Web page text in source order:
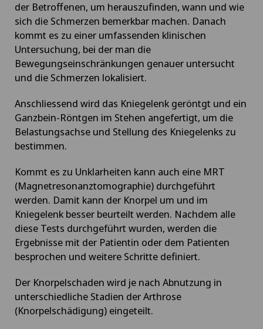
der Betroffenen, um herauszufinden, wann und wie
sich die Schmerzen bemerkbar machen. Danach
kommt es zu einer umfassenden klinischen
Untersuchung, bei der man die
Bewegungseinschränkungen genauer untersucht
und die Schmerzen lokalisiert.
Anschliessend wird das Kniegelenk geröntgt und ein
Ganzbein-Röntgen im Stehen angefertigt, um die
Belastungsachse und Stellung des Kniegelenks zu
bestimmen.
Kommt es zu Unklarheiten kann auch eine MRT
(Magnetresonanztomographie) durchgeführt
werden. Damit kann der Knorpel um und im
Kniegelenk besser beurteilt werden. Nachdem alle
diese Tests durchgeführt wurden, werden die
Ergebnisse mit der Patientin oder dem Patienten
besprochen und weitere Schritte definiert.
Der Knorpelschaden wird je nach Abnutzung in
unterschiedliche Stadien der Arthrose
(Knorpelschädigung) eingeteilt.